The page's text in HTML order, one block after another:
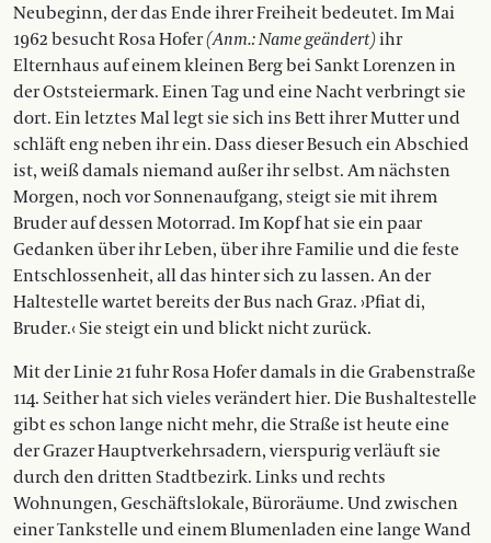
Neubeginn, der das Ende ihrer Freiheit bedeutet. Im Mai
1962 besucht Rosa Hofer(Anm.: Name geändert)ihr
Elternhaus auf einem kleinen Berg bei Sankt Lorenzen in
der Oststeiermark. Einen Tag und eine Nacht verbringt sie
dort. Ein letztes Mal legt sie sich ins Bett ihrer Mutter und
schläft eng neben ihr ein. Dass dieser Besuch ein Abschied
ist, weiß damals niemand außer ihr selbst. Am nächsten
Morgen, noch vor Sonnenaufgang, steigt sie mit ihrem
Bruder auf dessen Motorrad. Im Kopf hat sie ein paar
Gedanken über ihr Leben, über ihre Familie und die feste
Entschlossenheit, all das hinter sich zu lassen. An der
Haltestelle wartet bereits der Bus nach Graz. ›Pfiat di,
Bruder.‹ Sie steigt ein und blickt nicht zurück.
Mit der Linie 21 fuhr Rosa Hofer damals in die Grabenstraße
114. Seither hat sich vieles verändert hier. Die Bushaltestelle
gibt es schon lange nicht mehr, die Straße ist heute eine
der Grazer Hauptverkehrsadern, vierspurig verläuft sie
durch den dritten Stadtbezirk. Links und rechts
Wohnungen, Geschäftslokale, Büroräume. Und zwischen
einer Tankstelle und einem Blumenladen eine lange Wand